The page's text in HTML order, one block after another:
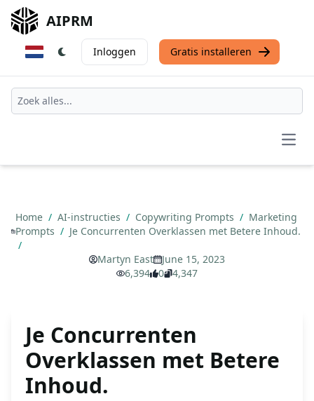
AIPRM
Inloggen Gratis installeren
Home / AI-instructies / Copywriting Prompts / Marketing
Prompts / Je Concurrenten Overklassen met Betere Inhoud.
/
Martyn East
June 15, 2023
6,394
0 4,347
Je Concurrenten
Overklassen met Betere
Inhoud.